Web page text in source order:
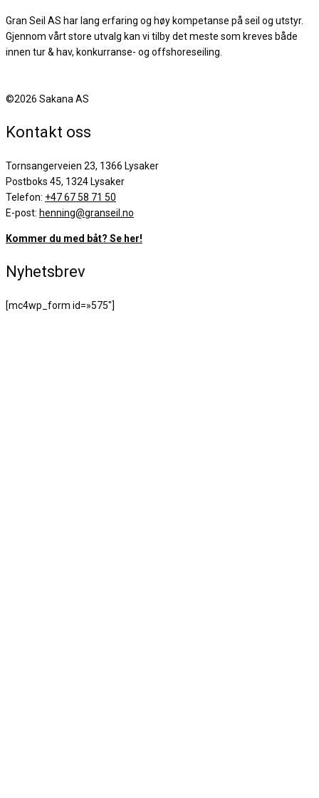
Gran Seil AS har lang erfaring og høy kompetanse på seil og utstyr.
Gjennom vårt store utvalg kan vi tilby det meste som kreves både
innen tur & hav, konkurranse- og offshoreseiling.
©2026 Sakana AS
Kontakt oss
Tornsangerveien 23, 1366 Lysaker
Postboks 45, 1324 Lysaker
Telefon: +47 67 58 71 50
E-post: henning@granseil.no
Kommer du med båt? Se her!
Nyhetsbrev
[mc4wp_form id=»575″]